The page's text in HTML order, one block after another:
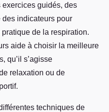
guidés, des
indicateurs pour
de la respiration.
aide à choisir la meilleure
qu’il s’agisse
relaxation ou de
techniques de